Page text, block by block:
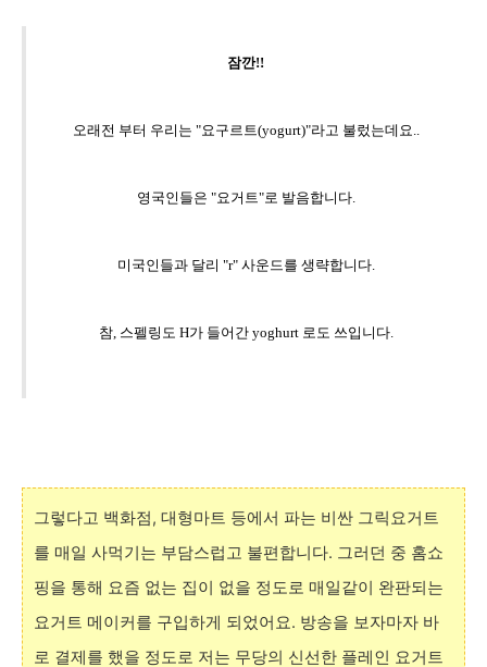
잠깐!!
오래전 부터 우리는 "요구르트(yogurt)"라고 불렀는데요..
영국인들은 "요거트"로 발음합니다.
미국인들과 달리 "r" 사운드를 생략합니다.
참, 스펠링도 H가 들어간 yoghurt 로도 쓰입니다.
그렇다고 백화점, 대형마트 등에서 파는 비싼 그릭요거트
를 매일 사먹기는 부담스럽고 불편합니다. 그러던 중 홈쇼
핑을 통해 요즘 없는 집이 없을 정도로 매일같이 완판되는
요거트 메이커를 구입하게 되었어요. 방송을 보자마자 바
로 결제를 했을 정도로 저는 무당의 신선한 플레인 요거트